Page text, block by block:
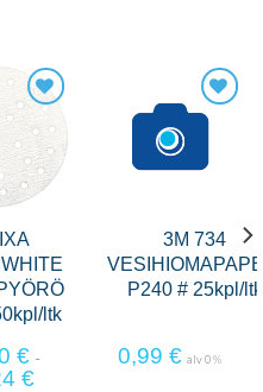
ltk
€-
€
3M 734
P240 # 25kpl/ltk
0,99€ alv 0 %